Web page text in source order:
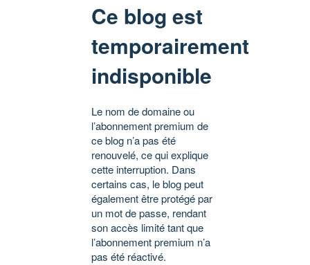
Ce blog est
temporairement
indisponible
Le nom de domaine ou
l’abonnement premium de
ce blog n’a pas été
renouvelé, ce qui explique
cette interruption. Dans
certains cas, le blog peut
également être protégé par
un mot de passe, rendant
son accès limité tant que
l’abonnement premium n’a
pas été réactivé.